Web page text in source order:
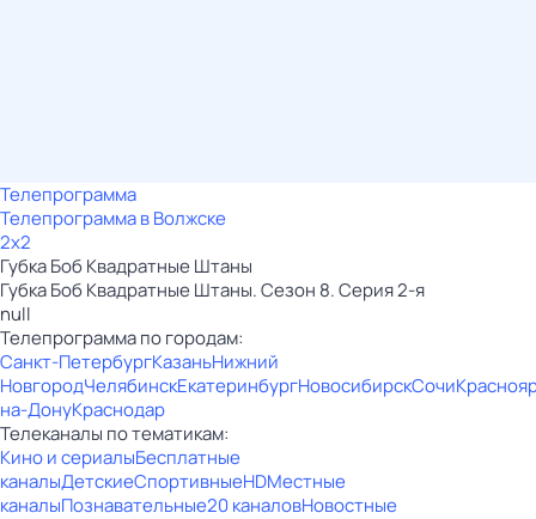
Телепрограмма
Телепрограмма в Волжске
2x2
Губка Боб Квадратные Штаны
Губка Боб Квадратные Штаны. Сезон 8. Серия 2-я
null
Телепрограмма по городам:
Санкт-ПетербургКазаньНижний
НовгородЧелябинскЕкатеринбургНовосибирскСочи
на-ДонуКраснодар
Телеканалы по тематикам:
Кино и сериалыБесплатные
каналыДетскиеСпортивныеHDМестные
каналыПознавательные20 каналовНовостные